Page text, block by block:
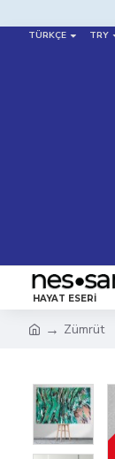
TÜRKÇE TRY
HAYAT ESERI
Zümrüt